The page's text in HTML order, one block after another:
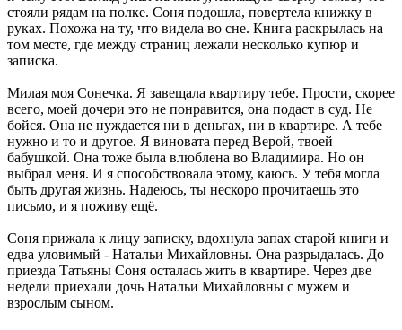
стояли рядам на полке. Соня подошла, повертела книжку в
руках. Похожа на ту, что видела во сне. Книга раскрылась на
том месте, где между страниц лежали несколько купюр и
записка.
Милая моя Сонечка. Я завещала квартиру тебе. Прости, скорее
всего, моей дочери это не понравится, она подаст в суд. Не
бойся. Она не нуждается ни в деньгах, ни в квартире. А тебе
нужно и то и другое. Я виновата перед Верой, твоей
бабушкой. Она тоже была влюблена во Владимира. Но он
выбрал меня. И я способствовала этому, каюсь. У тебя могла
быть другая жизнь. Надеюсь, ты нескоро прочитаешь это
письмо, и я поживу ещё.
Соня прижала к лицу записку, вдохнула запах старой книги и
едва уловимый - Натальи Михайловны. Она разрыдалась. До
приезда Татьяны Соня осталась жить в квартире. Через две
недели приехали дочь Натальи Михайловны с мужем и
взрослым сыном.